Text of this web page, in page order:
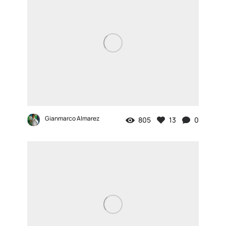
Gianmarco Almarez 805 13 0